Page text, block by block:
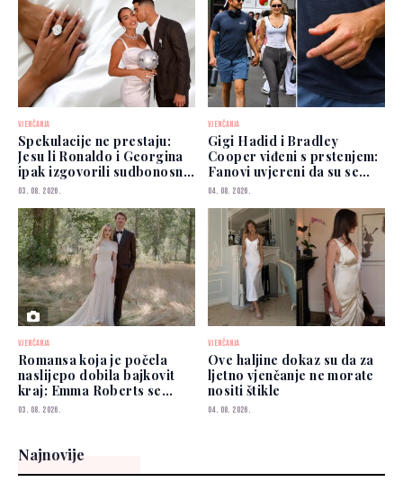
VJENČANJA
Spekulacije ne prestaju:
Jesu li Ronaldo i Georgina
ipak izgovorili sudbonosno
"da"?
03. 08. 2026.
VJENČANJA
Gigi Hadid i Bradley
Cooper viđeni s prstenjem:
Fanovi uvjereni da su se
vjenčali
04. 08. 2026.
VJENČANJA
Romansa koja je počela
naslijepo dobila bajkovit
kraj: Emma Roberts se
udala
03. 08. 2026.
VJENČANJA
Ove haljine dokaz su da za
ljetno vjenčanje ne morate
nositi štikle
04. 08. 2026.
Najnovije